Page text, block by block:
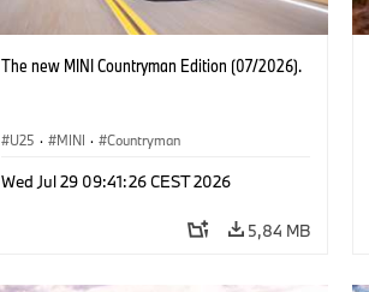
The new MINI Countryman Edition (07/2026).
U25 · MINI · Countryman
Wed Jul 29 09:41:26 CEST 2026
5,84 MB